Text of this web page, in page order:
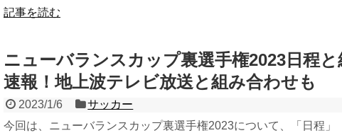
記事を読む
ニューバランスカップ裏選手権2023日程と
速報！地上波テレビ放送と組み合わせも
2023/1/6
サッカー
今回は、ニューバランスカップ裏選手権2023について、「日程」